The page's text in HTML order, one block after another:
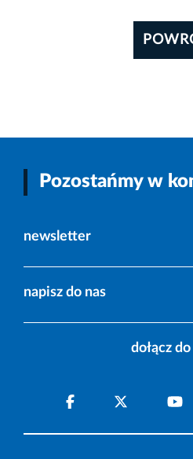
Pozostańmy w
newsletter
napisz do nas
dołącz do